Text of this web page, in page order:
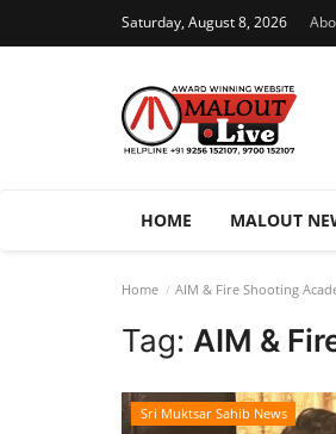
Saturday, August 8, 2026
HOME MALOUT
Home AIM & Fire Shooting
Tag: AIM &
Sri Muktsar Sahib News